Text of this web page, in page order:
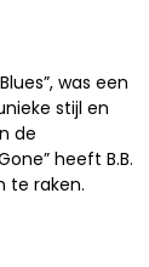
was een
stijl en
de
heeft B.B.
te raken.